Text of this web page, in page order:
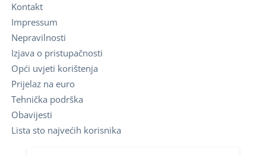
Kontakt
Impressum
Nepravilnosti
Izjava o pristupačnosti
Opći uvjeti korištenja
Prijelaz na euro
Tehnička podrška
Obavijesti
Lista sto najvećih korisnika